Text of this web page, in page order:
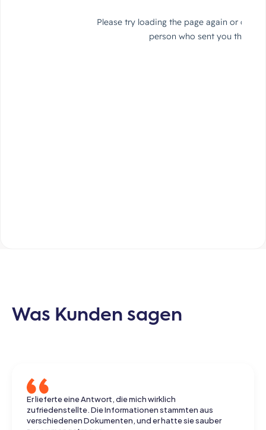
Was Kunden sagen
Er lieferte eine Antwort, die mich wirklich
zufriedenstellte. Die Informationen stammten aus
verschiedenen Dokumenten, und er hatte sie sauber